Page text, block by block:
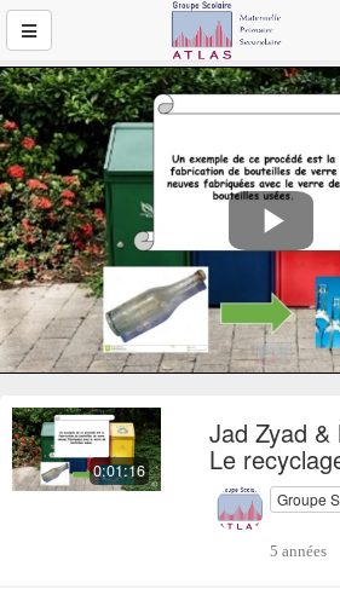
0:01:16
Jad Zyad &
Le
Groupe
5 années